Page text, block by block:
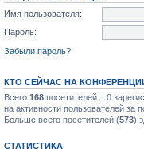
Имя пользователя:
Пароль:
Забыли пароль?
КТО СЕЙЧАС НА
Всего 168 посетителей :: 0
на активности пользователей за
Больше всего посетителей (573)
СТАТИСТИКА